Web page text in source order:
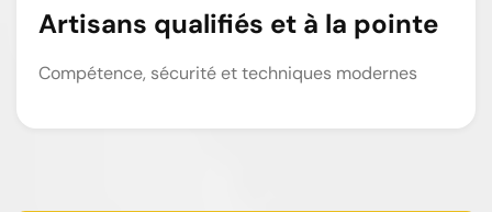
Artisans qualifiés et à la pointe
Compétence, sécurité et techniques modernes